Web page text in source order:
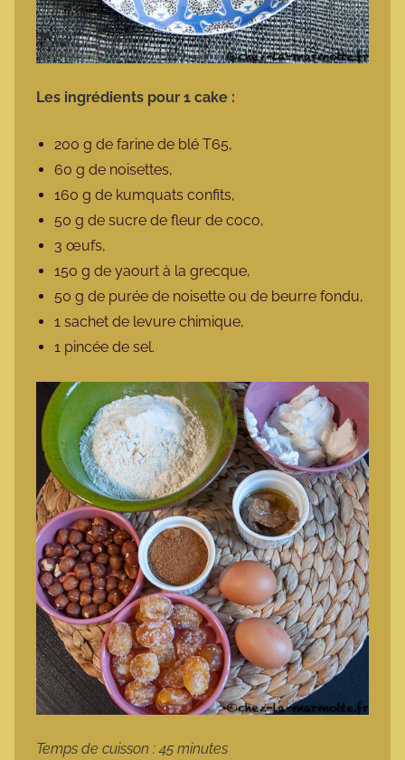
Les ingrédients pour 1 cake :
200 g de farine de blé T65,
60 g de noisettes,
160 g de kumquats confits,
50 g de sucre de fleur de coco,
3 œufs,
150 g de yaourt à la grecque,
50 g de purée de noisette ou de beurre fondu,
1 sachet de levure chimique,
1 pincée de sel.
Temps de cuisson : 45 minutes